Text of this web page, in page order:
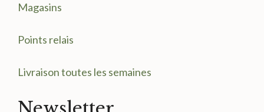
Magasins
Points relais
Livraison toutes les semaines